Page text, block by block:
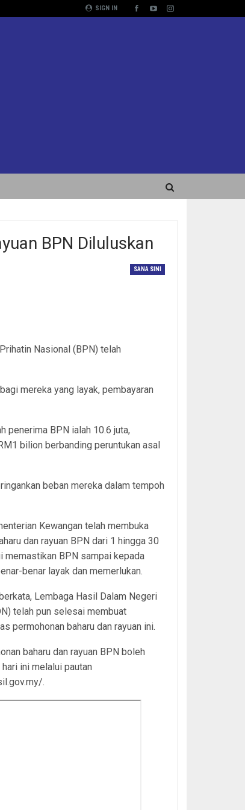
SIGN IN
BPN Diluluskan
SANA SINI
Nasional (BPN) telah
mereka yang layak, pembayaran
penerima BPN ialah 10.6 juta,
bilion berbanding peruntukan asal
beban mereka dalam tempoh
Kewangan telah membuka
dan rayuan BPN dari 1 hingga 30
memastikan BPN sampai kepada
benar layak dan memerlukan.
Lembaga Hasil Dalam Negeri
telah pun selesai membuat
permohonan baharu dan rayuan ini.
baharu dan rayuan BPN boleh
ini melalui pautan
.